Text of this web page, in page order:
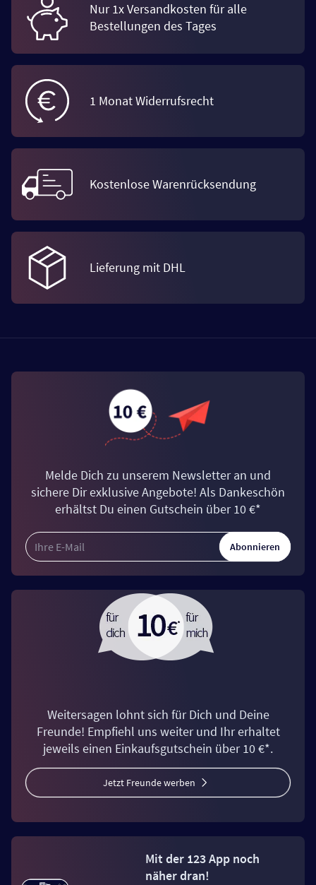
Nur 1x Versandkosten für alle
Bestellungen des Tages
1 Monat Widerrufsrecht
Kostenlose Warenrücksendung
Lieferung mit DHL
Melde Dich zu unserem Newsletter an und
sichere Dir exklusive Angebote! Als Dankeschön
erhältst Du einen Gutschein über 10 €*
Abonnieren
Weitersagen lohnt sich für Dich und Deine
Freunde! Empfiehl uns weiter und Ihr erhaltet
jeweils einen Einkaufsgutschein über 10 €*.
Jetzt Freunde werben
Mit der 123 App noch
näher dran!